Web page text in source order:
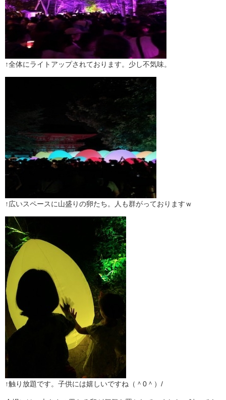
↑全体にライトアップされております。少し不気味。
↑広いスペースに山盛りの卵たち。人も群がっておりますｗ
↑触り放題です。子供には嬉しいですね（＾0＾）/